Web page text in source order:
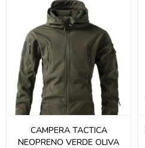
CAMPERA TACTICA
NEOPRENO VERDE OLIVA